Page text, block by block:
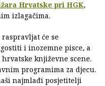
Hrvatske pri HGK,
izlagačima.
će se
i inozemne pisce, a
književne scene.
programima za djecu.
najmlađi posjetitelji